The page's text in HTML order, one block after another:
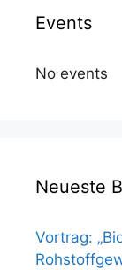
Events
No events
Neueste
Vortrag: